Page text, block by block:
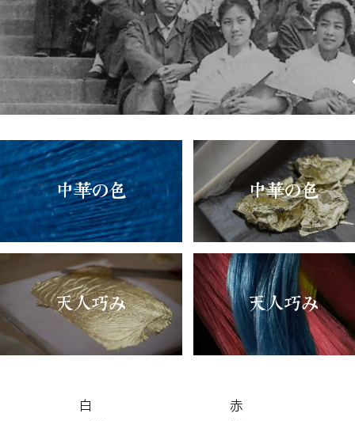
中華の色 中華の色
天人巧み 天人巧み
白
赤